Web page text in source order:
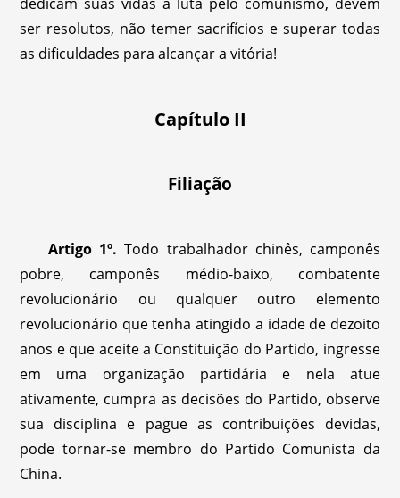
ser resolutos, não temer sacrifícios e superar todas
as dificuldades para alcançar a vitória!
Capítulo II
Filiação
Artigo 1º. Todo trabalhador chinês, camponês
pobre, camponês médio-baixo, combatente
revolucionário ou qualquer outro elemento
revolucionário que tenha atingido a idade de dezoito
anos e que aceite a Constituição do Partido, ingresse
em uma organização partidária e nela atue
ativamente, cumpra as decisões do Partido, observe
sua disciplina e pague as contribuições devidas,
pode tornar-se membro do Partido Comunista da
China.